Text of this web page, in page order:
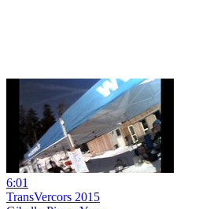
6:01
TransVercors 2015